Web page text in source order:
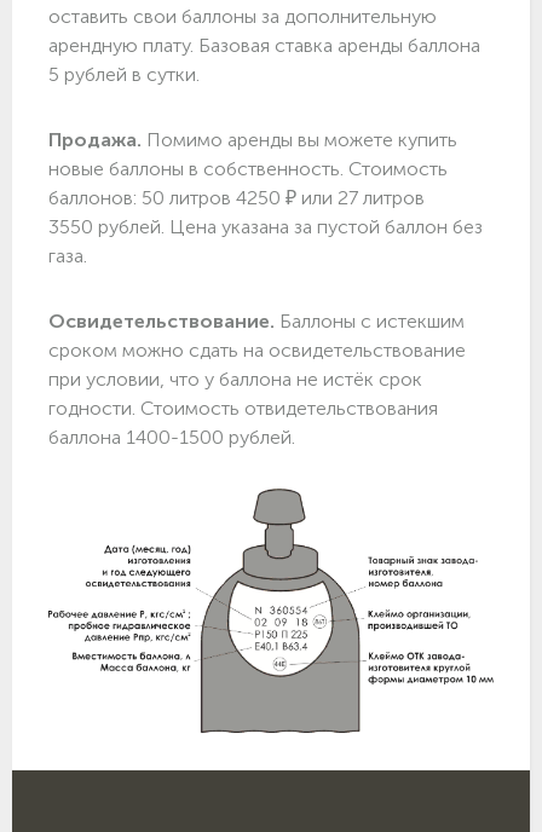
оставить свои баллоны за дополнительную
арендную плату. Базовая ставка аренды баллона
5 рублей в сутки.
Продажа. Помимо аренды вы можете купить
новые баллоны в собственность. Стоимость
баллонов: 50 литров 4250 ₽ или 27 литров
3550 рублей. Цена указана за пустой баллон без
газа.
Освидетельствование. Баллоны с истекшим
сроком можно сдать на освидетельствование
при условии, что у баллона не истёк срок
годности. Стоимость отвидетельствования
баллона 1400-1500 рублей.